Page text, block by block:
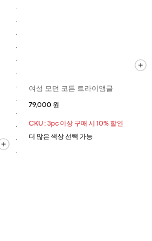
여성 모던 코튼 트라이앵글
79,000 원
CKU : 3pc 이상 구매 시 10% 할인
더 많은 색상 선택 가능